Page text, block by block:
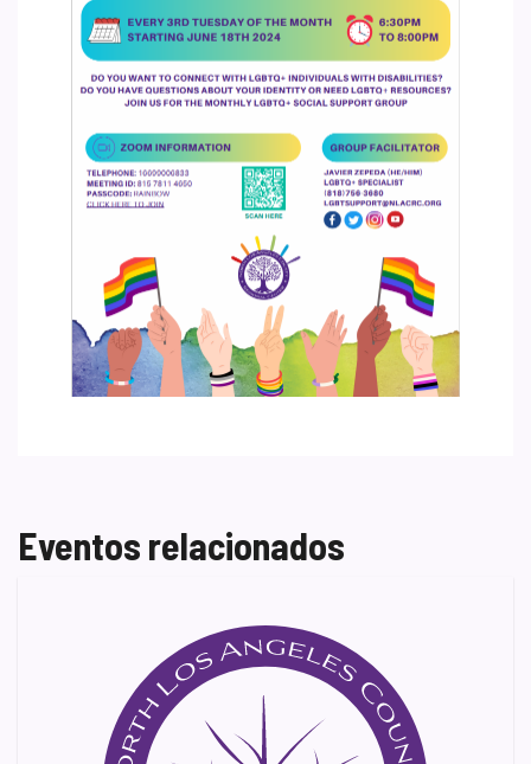
Eventos relacionados